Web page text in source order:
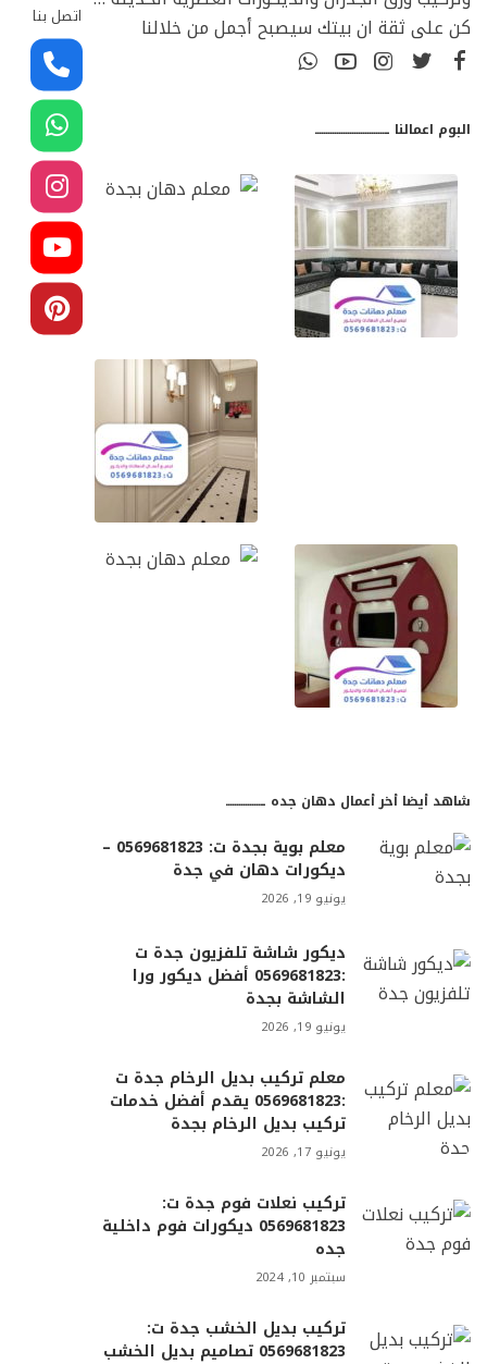
كن على ثقة ان بيتك سيصبح أجمل من خلالنا
البوم اعمالنا ـــــــــــــــــــــــــــــــــ
شاهد أيضا أخر أعمال دهان جده ـــــــــــــــــ
معلم بوية بجدة ت: 0569681823 –
ديكورات دهان في جدة
يونيو 19, 2026
ديكور شاشة تلفزيون جدة ت
:0569681823 أفضل ديكور ورا
الشاشة بجدة
يونيو 19, 2026
معلم تركيب بديل الرخام جدة ت
:0569681823 يقدم أفضل خدمات
تركيب بديل الرخام بجدة
يونيو 17, 2026
تركيب نعلات فوم جدة ت:
0569681823 ديكورات فوم داخلية
جده
سبتمبر 10, 2024
تركيب بديل الخشب جدة ت:
0569681823 تصاميم بديل الخشب
اتصل بنا